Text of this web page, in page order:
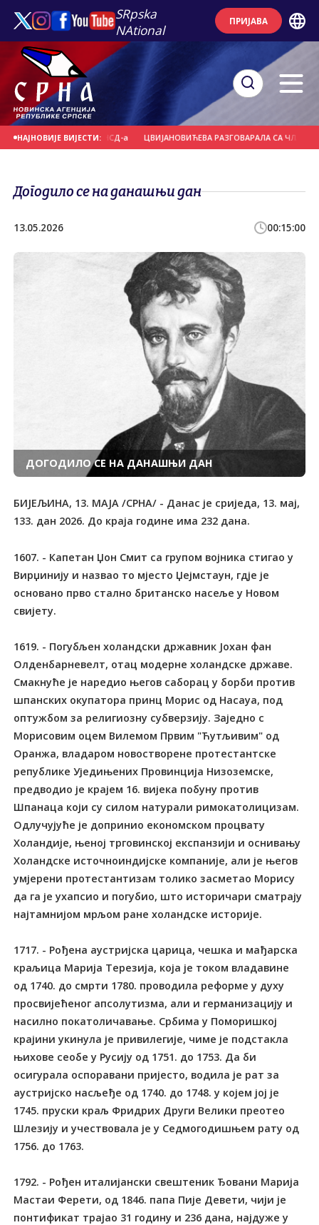
SRpska
NAtional
ПРИЈАВА
НАЈНОВИЈЕ ВИЈЕСТИ:
- ПОНОС СНСД-а ЦВИЈАНОВИЋЕВА РАЗГОВАРАЛА СА ЧЛАНОВИМА "ЈУ
Догодило се на данашњи дан
13.05.2026 00:15:00
ДОГОДИЛО СЕ НА ДАНАШЊИ ДАН
БИЈЕЉИНА, 13. МАЈА /СРНА/ - Данас је сриједа, 13. мај,
133. дан 2026. До краја године има 232 дана.
1607. - Капетан Џон Смит са групом војника стигао у Вирџинију и назвао то мјесто Џејмстаун, гдје је основано прво стално британско насеље у Новом свијету. 1619. - Погубљен холандски државник Јохан фан Олденбарневелт, отац модерне холандске државе. Смакнуће је наредио његов саборац у борби против шпанских окупатора принц Морис од Насауа, под оптужбом за религиозну субверзију. Заједно с Морисовим оцем Вилемом Првим "Ћутљивим" од Оранжа, владаром новостворене протестантске републике Уједињених Провинција Низоземске, предводио је крајем 16. вијека побуну против Шпанаца који су силом натурали римокатолицизам. Одлучујуће је допринио економском процвату Холандије, њеној трговинској експанзији и оснивању Холандске источноиндијске компаније, али је његов умјерени протестантизам толико засметао Морису да га је ухапсио и погубио, што историчари сматрају најтамнијом мрљом ране холандске историје. 1717. - Рођена аустријска царица, чешка и мађарска краљица Марија Терезија, која је током владавине од 1740. до смрти 1780. проводила реформе у духу просвијећеног апсолутизма, али и германизацију и насилно покатоличавање. Србима у Поморишкој крајини укинула је привилегије, чиме је подстакла њихове сеобе у Русију од 1751. до 1753. Да би осигурала оспоравани пријесто, водила је рат за аустријско насљеђе од 1740. до 1748. у којем јој је 1745. пруски краљ Фридрих Други Велики преотео Шлезију и учествовала је у Седмогодишњем рату од 1756. до 1763. 1792. - Рођен италијански свештеник Ђовани Марија Мастаи Ферети, од 1846. папа Пије Девети, чији је понтификат трајао 31 годину и 236 дана, најдуже у историји римокатоличке цркве. На Ватиканском сабору 1870. прогласио је догму о папској непогрешивости. 1795. - Рођен словачки филолог и историчар Павел Јозеф Шафарик, идеолог словенске узајамности и један од оснивача славистике. Као директор Српске гимназије у Новом Саду од 1819. до 1833. придобио је многе утицајне личности, укључујући владаре Србије и Црне Горе Милоша Обреновића и Петра Другог Петровића Његоша, за шире истраживачке подухвате у проучавању језика и књижевности Јужних Словена. Био је и предсједник "Социетас славица", првог читалачко-претплатничког часописа Словака у Војводини. Од 1833. се у Прагу као библиотекар Универзитетске библиотеке посветио изучавању словенских језика, књижевности и историје. За српску културу су посебно значајна "Српска читанка" у којој је изложио поријекло и развитак српског језика, затим "Житије Стевана Немање" и "Душанов законик". Остала дјела: "Историја словенског језика и књижевности свих дијалеката", "Словенске старине", "Словенска етнографија", "Споменици старе књижевности Југословена", "О поријеклу и завичају глагољице", "Историја југословенске књижевности", "Житија Ћирила и Методија". 1798. - Рођен српски сликар Константин Данил, један од највећих српских сликара 19. вијека, представник српског бидермајера. Стилом и техником, блиском бечким класицистима, радио је иконостасе - најзначајнији су у Успенској цркви у Панчеву и у епархијској цркви у Темишвару - портрете, мртву природу, композиције. Достизао је право мајсторство као портретиста, испољавајући знатну умјетничку снагу и племенитост колорита, поготово у периоду ослобађања стега стилизације, кад је моделовао слободније и тежио психолошкој анализи, што је нарочито упечатљиво у портретима "Павле Кенгелац" и "Умјетникова жена". 1809. - Трупе француског цара Наполеона Првог ушле у Беч. 1830. - Основана република Еквадор. 1840. - Рођен француски писац Алфонс Доде, аутор трилогије о згодама Тартарена Тарасконца, ремек-дјела француске хумористичке прозе. Био је натуралиста, али се одликовао топлином у разумијевању људске несреће, ненаметљивим хуманизмом и изузетним даром запажања. Писао је романе, драме и новеле. Дјела: "Писма из мог млина", "Тартарен Тарасконац", "Набоб", "Сафо", "Нума Руместан", "Краљеви у изгнанству", "Бесмртник". 1846. - Конгрес САД формално објавио рат Мексику, мада су борбе у Калифорнији започете неколико дана раније. Послије крвавих двогодишњих сукоба САД су добиле рат 1848, отевши Нови Мексико и златом богату Калифорнију, чиме је Мексико сведен у садашње границе. 1848. - У Сремским Карловцима скупштина представника 175 црквених општина војвођанских епархија, заједно с делегатима из Србије, изабрала митрополита Јосифа Рајачића за патријарха, а пуковника Стевана Шупљикца за војводу. Скупштина је истакла и право Срба у Аустрији и Угарској на аутономни политички и културни развој, а 15. маја је прогласила Српску Војводину која је обухватала Срем, Војну крајину у Срему, Барању и Бачку с бечејским и шајкашким окрузима и Банат с Војном крајином и Кикиндским округом. Прокламован је савез Српске Војводине са Славонијом, Хрватском и Далмацијом. Аустријска и мађарска влада прогласиле су одлуке Мајске скупштине незаконитим, али је аустријски устав од 4. марта 1849. потврдио оснивање Српске Војводине и Тамишког Баната, у које су укључени Бодрошка, Торонталска, Тамишка и Крашовска жупанија и Румски и Илочки округ Сремске жупаније. Војводина је добила статус посебне управне територије, а аустријски цар је додао титулу великог војводе. 1851. - Рођен српски писац и љекар Лаза Лазаревић, један од најбољих српских реалиста. Права је завршио у Београду, а медицину у Берлину. Написао је само девет приповиједака, од којих је "Швабица" остала у фрагментима. Мада с патријархалним погледима на живот, његове приповијетке - сажете, с веома снажном унутрашњом драматиком - имају класичну вриједност. Преводио је руске писце Николаја Черњишевског, Николаја Гогоља и Алексеја Писемског и француског писца Ежена Сркриба. Као љекар је учествовао у организацији санитета у Србији и објавио 54 рада у стручним медицинским часописима, од којих неки имају изузетан значај. Остала дјела: "Први пут с оцем на јутрење", "Све ће то народ позлатити", "Ветар", "На бунару", "Школска икона", "Он зна све", "У добри час хајдуци", "Вертер". 1862. - Рођен српски писац Јанко Веселиновић, реалиста и романтик народњак, превасходно сликар мачванског села, које је описивао с много љубави, идеализујући патријархални живот. Одлично је познавао српски језик и вјешто га користио у романима, приповијеткама и позоришним комадима. Дјела: романи "Хајдук Станко", "Јунак наших дана", "Борци", збирке приповиједака "Слике из сеоског живота", "Од срца срцу", "Рајске душе", "Зелени вајати", "Мале приче", "Сељанка", позоришна игра с пјевањем "Ђидо", комад "Потера". 1871. - Италија донијела Закон о гаранцијама, којим је папа проглашен неприкосновеном особом, у чијем је посједу сједиште римокатоличке цркве Ватикан. 1881. - Рођен српски социјалиста Димитрије Туцовић, вођа социјалистичког покрета у Србији, пацифиста и ватрени противник рата, али се као родољуб борио у ослободилачким ратовима Србије од 1912. до погибије 1914. Предводио је 5. априла 1903. демонстрације у Београду против режима краља Александра Обреновића и потом је морао да емигрира у Беч. По повратку у отаџбину послије мајског преврата 1903. уређивао је "Народне новине". Дипломирао је права у Београду 1906, секретар Српске социјалдемократске партије постао је 1908, а теоријски часопис "Борба" покренуо је 1910. На Међународном социјалистичком конгресу у Копенхагену 1910. је, у значајном говору о аустроугарској анексији Босне и Херцеговине, указао на погрешан став аустријских социјалиста о националном питању. У полемици је убједљиво поразио једног од вођа аустријске Социјалистичке партије - Карла Ренера, канцелара Аустрије послије Првог свјетског рата, указавши на колонијално-поробљивачку политику Аустро-Угарске и неодрживост става социјалиста те земље да слиједе владу. Објавио је око 600 радова у домаћим и страним листовима. Погинуо је 20. новембра 1914. у Колубарској бици на Врапчем брду код Лазаревца. Дјела: "Законско осигурање радника", "Србија и Албанија", "Закон о радњама и социјална демократија", "У изборну борбу!", "За социјалну политику", "Социјал-демократски агитатор", "Порези: једна жалосна глава у политици српске буржоазије", "Јединство покрета". 1882. - Рођен француски сликар Жорж Брак, који је с Паблом Пикасом 1905. основао кубистички покрет. Послије Првог свјетског рата пролазио је кроз многе фазе, сликајући с упадљивом оригиналношћу. Тражећи рјешења између објективног и субјективног, сликао је пејзаже, актове и мртву природу. 1887. - У Београду основана Провизорна опсерваторија Велике школе, чији је рад омогућио израду десетина научних радова који су послужили као основа за истраживања климатских услова. Оснивањем Републичког хидрометеоролошког завода Србије 1947. Опсерваторија је постала његов саставни дио. 1888. - У Бразилу укинуто ропство. 1914. - Рођен амерички боксер афричког поријекла Џозеф Луис Бароу, познат као Џое Луис, апсолутни првак свијета у тешкој категорији од 1937. до 1949. Титулу је освојио 22. јуна 1937. у мечу са земљаком Џимом Брадоком и одбранио је 25 пута, по чему је рекордер, а нико га није надмашио ни по дужини држања титуле. Повукао се непоражен 1949, али се због финансијских недаћа вратио на ринг и 1950. и 1951. безуспјешно покушао да врати титулу. 1930. - Умро норвешки поларни истраживач Фритјоф Нансен, дипломата и хуманиста, професор океанографије на Универзитету у Ослу, добитник Нобелове награде за мир 1922. године. Истраживао је од 1893. до 1896. Гренланд и Сјеверни ледени океан, а послије Првог свјетског рата бавио се заштитом ратних заробљеника и националних мањина. Као високи комесар Друштва народа руководио је репатријацијом ратних заробљеника и допринио потписивању Женевског протокола о избјеглицама. Једна врста емигрантског пасоша, названа "Нансенов пасош", и сада је у употреби за расељена лица као потврда идентитета. 1931. - Умро српски композитор и хоровођа Јосиф Маринковић, члан Српске краљевске академије, који је највећи дио стваралаштва посветио херојској романтичарској музици, знатно је обогативши у техничком и изражајном погледу. Његове соло пјесме и многе хорске композиције уз пратњу клавира посебан су допринос српској музици. Завршио је Оргуљашку школу у Праг